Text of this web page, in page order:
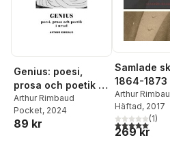
Genius: poesi,
prosa och poetik i
urval
Arthur Rimbaud
Pocket, 2024
89 kr
Samlade
1864-1873
Arthur
Häftad, 2017
5,0utav 5(1)
269 kr